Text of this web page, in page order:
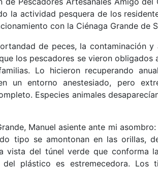
la actividad pesquera de los
con la Ciénaga Grande de
de peces, la contaminación y
los pescadores se vieron obligados
Lo hicieron recuperando
un entorno anestesiado, pero
Especies animales
Manuel asiente ante mi
tipo se amontonan en las orillas,
vista del túnel verde que conforma
plástico es estremecedora. Los